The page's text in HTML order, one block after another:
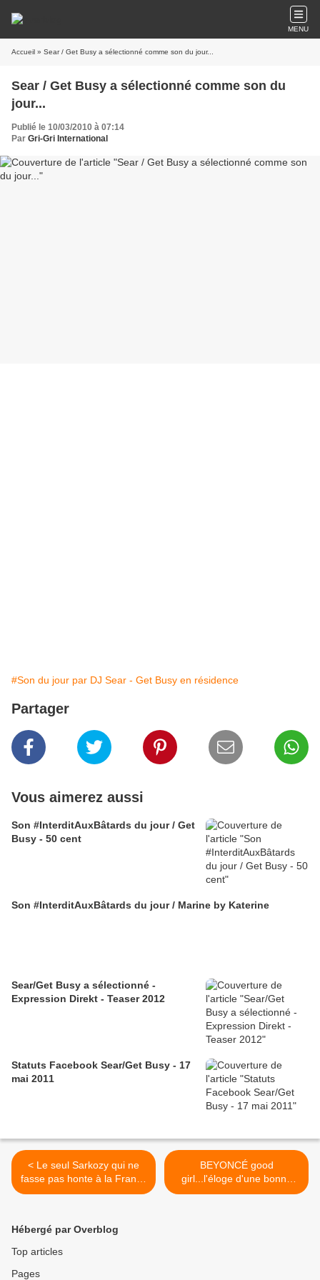
MENU
Accueil » Sear / Get Busy a sélectionné comme son du jour...
Sear / Get Busy a sélectionné comme son du
jour...
Publié le 10/03/2010 à 07:14
Par Gri-Gri International
#Son du jour par DJ Sear - Get Busy en résidence
Partager
Vous aimerez aussi
Son #InterditAuxBâtards du jour / Get
Busy - 50 cent
Son #InterditAuxBâtards du jour / Marine by Katerine
Sear/Get Busy a sélectionné -
Expression Direkt - Teaser 2012
Statuts Facebook Sear/Get Busy - 17
mai 2011
< Le seul Sarkozy qui ne
fasse pas honte à la France
: Pierre
BEYONCÉ good
girl...l'éloge d'une bonne
fille à sa maman! >
Hébergé par Overblog
Top articles
Pages